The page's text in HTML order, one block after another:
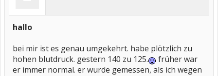
hallo
bei mir ist es genau umgekehrt. habe plötzlich zu
hohen blutdruck. gestern 140 zu 125.
früher war
er immer normal. er wurde gemessen, als ich wegen